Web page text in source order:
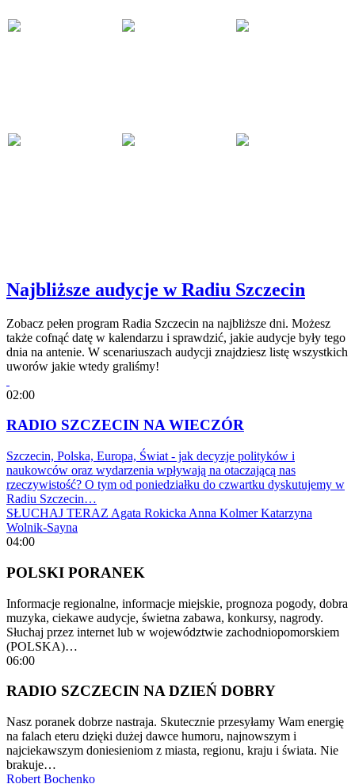
Najbliższe audycje w Radiu Szczecin
Zobacz pełen program Radia Szczecin na najbliższe dni. Możesz
także cofnąć datę w kalendarzu i sprawdzić, jakie audycje były tego
dnia na antenie. W scenariuszach audycji znajdziesz listę wszystkich
uworów jakie wtedy graliśmy!
02:00
RADIO SZCZECIN NA WIECZÓR
Szczecin, Polska, Europa, Świat - jak decyzje polityków i
naukowców oraz wydarzenia wpływają na otaczającą nas
rzeczywistość? O tym od poniedziałku do czwartku dyskutujemy w
Radiu Szczecin…
SŁUCHAJ TERAZ Agata Rokicka Anna Kolmer Katarzyna
Wolnik-Sayna
04:00
POLSKI PORANEK
Informacje regionalne, informacje miejskie, prognoza pogody, dobra
muzyka, ciekawe audycje, świetna zabawa, konkursy, nagrody.
Słuchaj przez internet lub w województwie zachodniopomorskiem
(POLSKA)…
06:00
RADIO SZCZECIN NA DZIEŃ DOBRY
Nasz poranek dobrze nastraja. Skutecznie przesyłamy Wam energię
na falach eteru dzięki dużej dawce humoru, najnowszym i
najciekawszym doniesieniom z miasta, regionu, kraju i świata. Nie
brakuje…
Robert Bochenko